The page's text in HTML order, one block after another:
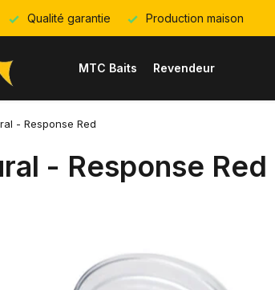
Qualité garantie Production maison
MTC Baits Revendeur
- Response Red
- Response Red